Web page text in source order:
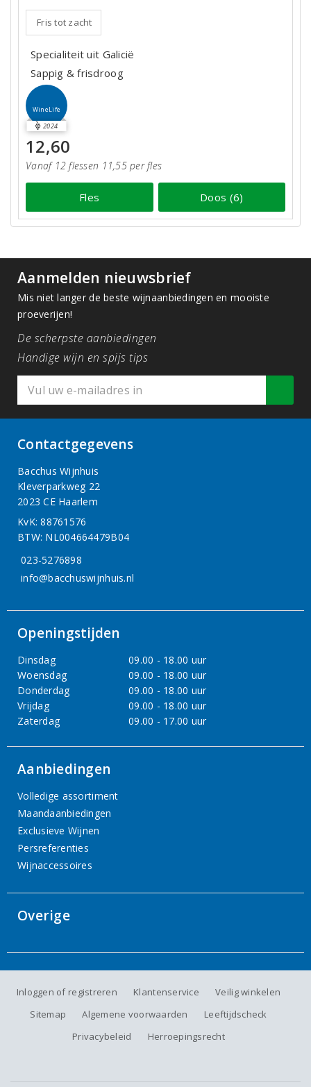
Fris tot zacht
Specialiteit uit Galicië
Sappig & frisdroog
WineLife
2024
12,60
Vanaf 12 flessen 11,55 per fles
Fles Doos (6)
Aanmelden nieuwsbrief
Mis niet langer de beste wijnaanbiedingen en mooiste
proeverijen!
De scherpste aanbiedingen
Handige wijn en spijs tips
Contactgegevens
Bacchus Wijnhuis
Kleverparkweg 22
2023 CE Haarlem
KvK: 88761576
BTW: NL004664479B04
023-5276898
info@bacchuswijnhuis.nl
Openingstijden
Dinsdag
09.00 - 18.00 uur
Woensdag
09.00 - 18.00 uur
Donderdag
09.00 - 18.00 uur
Vrijdag
09.00 - 18.00 uur
Zaterdag
09.00 - 17.00 uur
Aanbiedingen
Volledige assortiment
Maandaanbiedingen
Exclusieve Wijnen
Persreferenties
Wijnaccessoires
Overige
Inloggen of registreren Klantenservice
Veilig winkelen
Sitemap
Algemene voorwaarden
Leeftijdscheck
Privacybeleid
Herroepingsrecht